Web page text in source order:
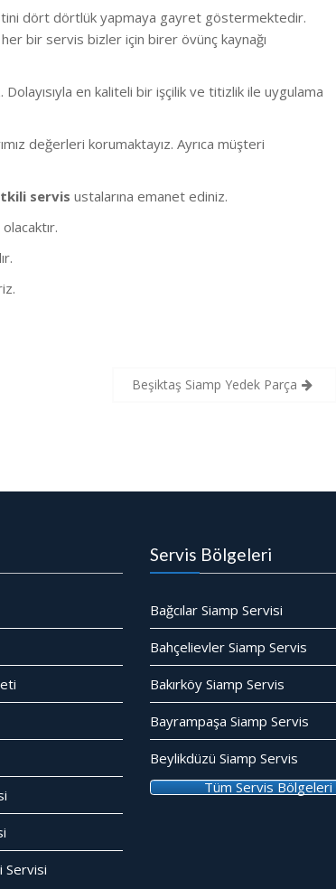
dört dörtlük yapmaya gayret göstermektedir.
bir servis bizler için birer övünç kaynağı
en kaliteli bir işçilik ve titizlik ile uygulama
değerleri korumaktayız. Ayrıca müşteri
servis ustalarına emanet ediniz.
Beşiktaş Siamp Yedek Parça
Servisi
Servis Bölgeleri
Bağcılar Siamp Servisi
Bahçelievler Siamp Servis
Bakırköy Siamp Servis
Bayrampaşa Siamp Servis
Beylikdüzü Siamp Servis
Tüm Servis Bölgeleri